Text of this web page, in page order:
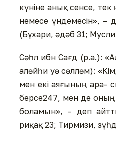
күніне анық сенсе, тек
немесе үндемесін», –
(Бұхари, әдәб 31;
Сәһл ибн Сағд (р.а.):
аләйһи уә сәлләм):
мен екі аяғының ара-
берсе247, мен де оның
боламын», – деп
риқақ 23; Тирмизи,